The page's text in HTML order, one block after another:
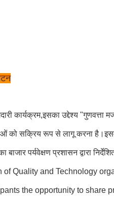
कार्यक्रम,इसका उद्देश्य "गुणवत्ता
को सक्रिय रूप से लागू करना
पर्यवेक्षण प्रशासन द्वारा
of Quality and Technology
the opportunity to share